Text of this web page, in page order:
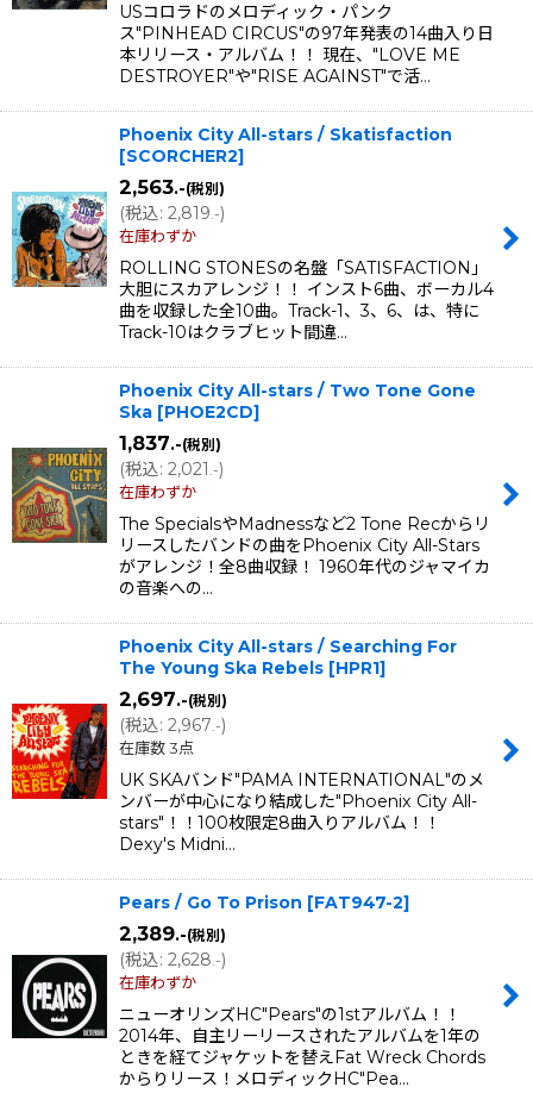
USコロラドのメロディック・パンク
ス"PINHEAD CIRCUS"の97年発表の14曲入り日
本リリース・アルバム！！ 現在、"LOVE ME
DESTROYER"や"RISE AGAINST"で活…
Phoenix City All-stars / Skatisfaction
[SCORCHER2]
2,563.-(税別)
(税込: 2,819.-)
在庫わずか
ROLLING STONESの名盤「SATISFACTION」
大胆にスカアレンジ！！ インスト6曲、ボーカル4
曲を収録した全10曲。Track-1、3、6、は、特に
Track-10はクラブヒット間違…
Phoenix City All-stars / Two Tone Gone
Ska [PHOE2CD]
1,837.-(税別)
(税込: 2,021 .-)
在庫わずか
The SpecialsやMadnessなど2 Tone Recからリ
リースしたバンドの曲をPhoenix City All-Stars
がアレンジ！全8曲収録！ 1960年代のジャマイカ
の音楽への…
Phoenix City All-stars / Searching For
The Young Ska Rebels [HPR1]
2,697.-(税別)
(税込: 2,967.-)
在庫数 3点
UK SKAバンド"PAMA INTERNATIONAL"のメ
ンバーが中心になり結成した"Phoenix City All-
stars"！！100枚限定8曲入りアルバム！！
Dexy's Midni…
Pears / Go To Prison [FAT947-2]
2,389.-(税別)
(税込: 2,628.-)
在庫わずか
ニューオリンズHC"Pears"の1stアルバム！！
2014年、自主リーリースされたアルバムを1年の
ときを経てジャケットを替えFat Wreck Chords
からりリース！メロディックHC"Pea…